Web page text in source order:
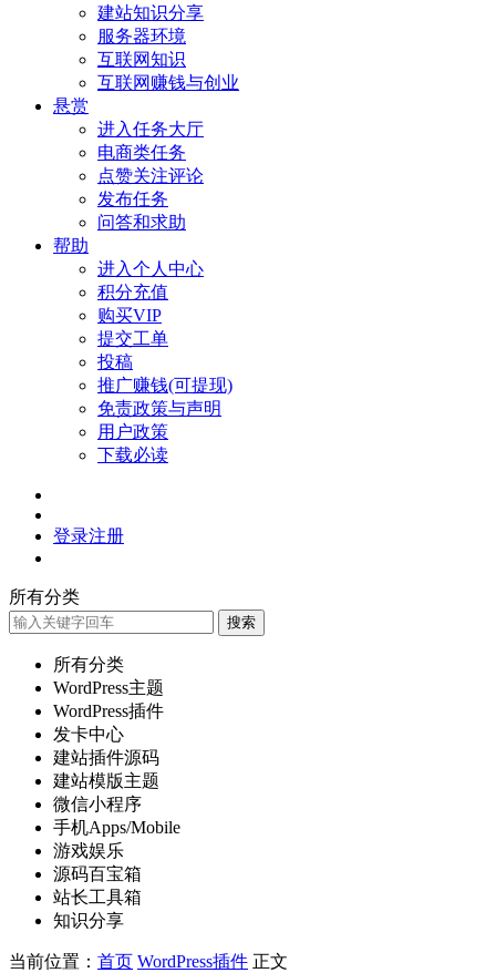
建站知识分享
服务器环境
互联网知识
互联网赚钱与创业
悬赏
进入任务大厅
电商类任务
点赞关注评论
发布任务
问答和求助
帮助
进入个人中心
积分充值
购买VIP
提交工单
投稿
推广赚钱(可提现)
免责政策与声明
用户政策
下载必读
登录注册
所有分类
搜索
所有分类
WordPress主题
WordPress插件
发卡中心
建站插件源码
建站模版主题
微信小程序
手机Apps/Mobile
游戏娱乐
源码百宝箱
站长工具箱
知识分享
当前位置： 首页 WordPress插件 正文